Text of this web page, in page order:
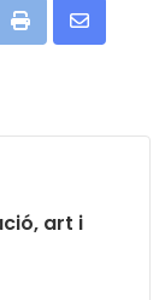
Print
Share
art i